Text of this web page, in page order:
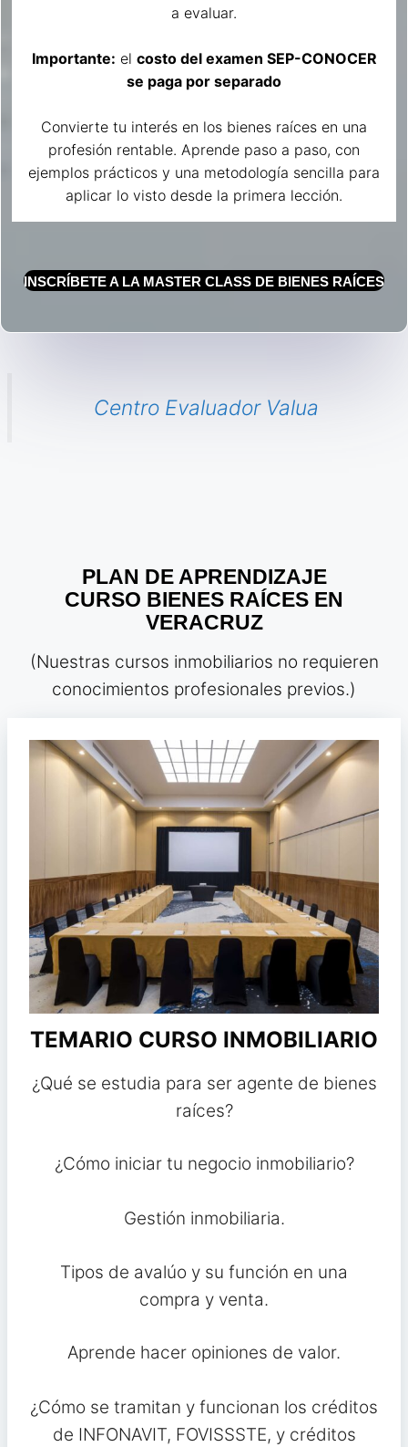
a evaluar.
Importante: el costo del examen SEP-CONOCER
se paga por separado
Convierte tu interés en los bienes raíces en una
profesión rentable. Aprende paso a paso, con
ejemplos prácticos y una metodología sencilla para
aplicar lo visto desde la primera lección.
INSCRÍBETE A LA MASTER CLASS DE BIENES RAÍCES
Centro Evaluador Valua
PLAN DE APRENDIZAJE
CURSO BIENES RAÍCES EN
VERACRUZ
(Nuestras cursos inmobiliarios no requieren
conocimientos profesionales previos.)
TEMARIO CURSO INMOBILIARIO
¿Qué se estudia para ser agente de bienes
raíces?
¿Cómo iniciar tu negocio inmobiliario?
Gestión inmobiliaria.
Tipos de avalúo y su función en una
compra y venta.
Aprende hacer opiniones de valor.
¿Cómo se tramitan y funcionan los créditos
de INFONAVIT, FOVISSSTE, y créditos